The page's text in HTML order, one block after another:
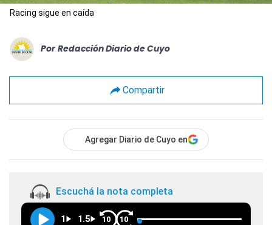
Racing sigue en caída
Por Redacción Diario de Cuyo
Compartir
Agregar Diario de Cuyo en
Escuchá la nota completa
1 1.5 10 10